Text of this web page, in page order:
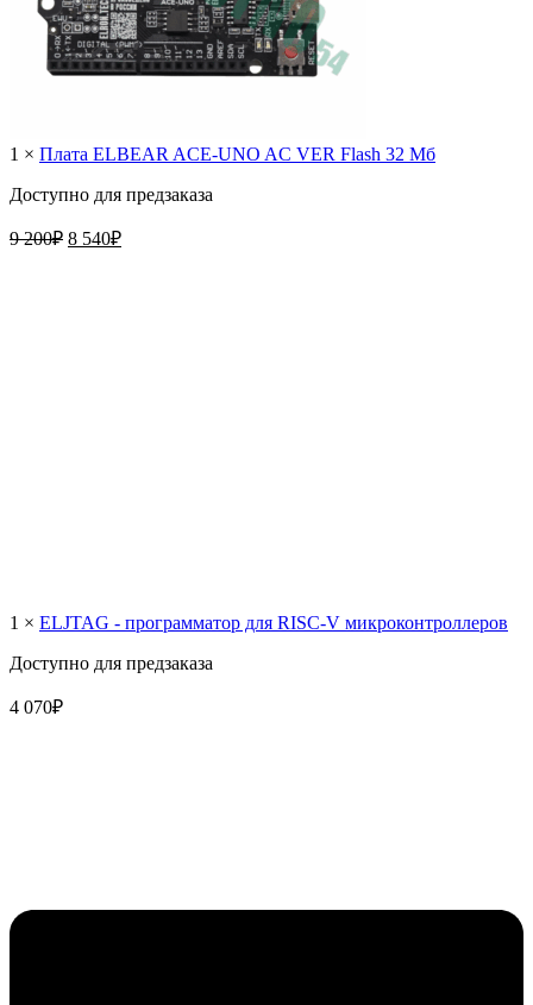
1 × Плата ELBEAR ACE-UNO AC VER Flash 32 Мб
Доступно для предзаказа
9 200₽ Первоначальная
8 540₽Текущая
1 × ELJTAG - программатор для RISC-V микроконтроллеров
Доступно для предзаказа
4 070₽